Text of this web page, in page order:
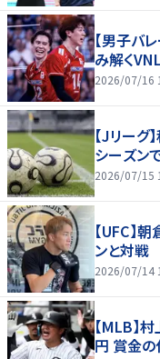
【男子バ
み解く
2026/07/16
【Jリー
シーズン
2026/07/15
【UFC】
ンと対戦
2026/07/14
【MLB】
円 賞金